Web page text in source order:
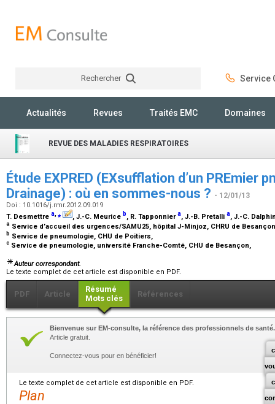
Rechercher Service
Actualités Revues Traités EMC Domaines
REVUE DES MALADIES RESPIRATOIRES
Étude EXPRED (EXsufflation d’un PREmier
Drainage) : où en sommes-nous ? - 12/01/13
Doi : 10.1016/j.rmr.2012.09.019
T. Desmettre a,⁎ , J.-C. Meurice b, R. Tapponniera, J.-B. Pretalli a, J.-C.
a Service d’accueil des urgences/SAMU25, hôpital J-Minjoz, CHRU de
b Service de pneumologie, CHU de Poitiers,
c Service de pneumologie, université Franche-Comté, CHU de Besançon,
Auteur correspondant.
Le texte complet de cet article est disponible en PDF.
PDF Article
Résumé
Mots clés
Références
Bienvenue sur EM-consulte, la référence des professionnels de santé.
Article gratuit.
Connectez-vous pour en bénéficier!
Le texte complet de cet article est disponible en PDF.
Plan